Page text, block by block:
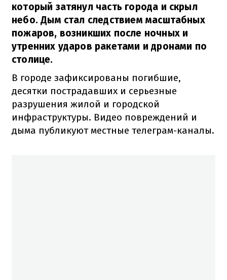
который затянул часть города и скрыл
небо. Дым стал следствием масштабных
пожаров, возникших после ночных и
утренних ударов ракетами и дронами по
столице.
В городе зафиксированы погибшие,
десятки пострадавших и серьезные
разрушения жилой и городской
инфраструктуры. Видео повреждений и
дыма публикуют местные телеграм-каналы.